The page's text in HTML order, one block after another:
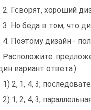
2. Говорят, хороший
3. Но беда в том, что
4. Поэтому дизайн -
Расположите
вариант ответа.)
1) 2, 1, 4, 3;
2) 1, 2, 4, 3;